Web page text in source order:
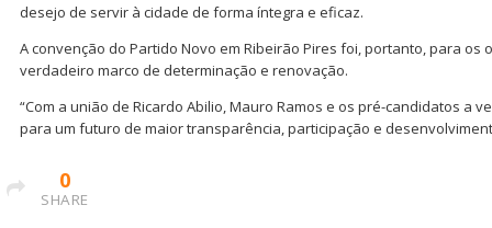
desejo de servir à cidade de forma íntegra e eficaz.
A convenção do Partido Novo em Ribeirão Pires foi, portanto, para os
verdadeiro marco de determinação e renovação.
“Com a união de Ricardo Abilio, Mauro Ramos e os pré-candidatos a
para um futuro de maior transparência, participação e
0
SHARE